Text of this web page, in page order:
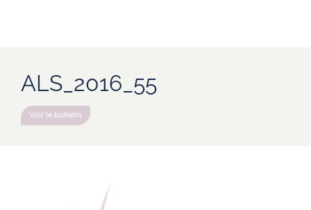
ALS_2016_55
Voir le bulletin